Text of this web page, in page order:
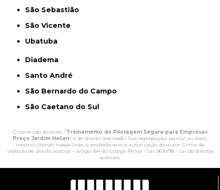
São Sebastião
São Vicente
Ubatuba
Diadema
Santo André
São Bernardo do Campo
São Caetano do Sul
O conteúdo do texto "Treinamento de Pilotagem Segura para Empresas
Preço Jardim Helian" é de direito reservado. Sua reprodução, parcial ou total,
mesmo citando nossos links, é proibida sem a autorização do autor. Crime de
violação de direito autoral – artigo 184 do Código Penal – Lei 9610/98 - Lei de direitos
autorais.